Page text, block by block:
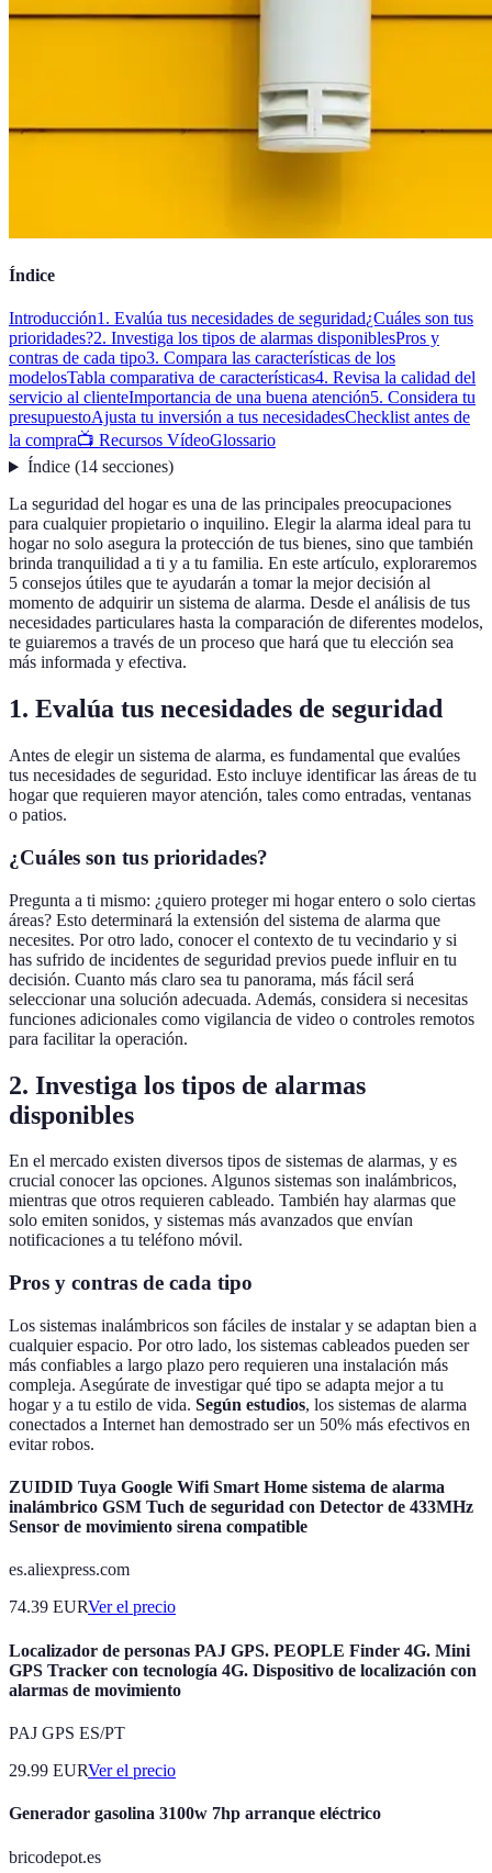
Índice
Introducción1. Evalúa tus necesidades de seguridad¿Cuáles son tus
prioridades?2. Investiga los tipos de alarmas disponiblesPros y
contras de cada tipo3. Compara las características de los
modelosTabla comparativa de características4. Revisa la calidad del
servicio al clienteImportancia de una buena atención5. Considera tu
presupuestoAjusta tu inversión a tus necesidadesChecklist antes de
la compra📺 Recursos VídeoGlossario
Índice(14 secciones)
La seguridad del hogar es una de las principales preocupaciones
para cualquier propietario o inquilino. Elegir la alarma ideal para tu
hogar no solo asegura la protección de tus bienes, sino que también
brinda tranquilidad a ti y a tu familia. En este artículo, exploraremos
5 consejos útiles que te ayudarán a tomar la mejor decisión al
momento de adquirir un sistema de alarma. Desde el análisis de tus
necesidades particulares hasta la comparación de diferentes modelos,
te guiaremos a través de un proceso que hará que tu elección sea
más informada y efectiva.
1. Evalúa tus necesidades de seguridad
Antes de elegir un sistema de alarma, es fundamental que evalúes
tus necesidades de seguridad. Esto incluye identificar las áreas de tu
hogar que requieren mayor atención, tales como entradas, ventanas
o patios.
¿Cuáles son tus prioridades?
Pregunta a ti mismo: ¿quiero proteger mi hogar entero o solo ciertas
áreas? Esto determinará la extensión del sistema de alarma que
necesites. Por otro lado, conocer el contexto de tu vecindario y si
has sufrido de incidentes de seguridad previos puede influir en tu
decisión. Cuanto más claro sea tu panorama, más fácil será
seleccionar una solución adecuada. Además, considera si necesitas
funciones adicionales como vigilancia de video o controles remotos
para facilitar la operación.
2. Investiga los tipos de alarmas
disponibles
En el mercado existen diversos tipos de sistemas de alarmas, y es
crucial conocer las opciones. Algunos sistemas son inalámbricos,
mientras que otros requieren cableado. También hay alarmas que
solo emiten sonidos, y sistemas más avanzados que envían
notificaciones a tu teléfono móvil.
Pros y contras de cada tipo
Los sistemas inalámbricos son fáciles de instalar y se adaptan bien a
cualquier espacio. Por otro lado, los sistemas cableados pueden ser
más confiables a largo plazo pero requieren una instalación más
compleja. Asegúrate de investigar qué tipo se adapta mejor a tu
hogar y a tu estilo de vida. Según estudios, los sistemas de alarma
conectados a Internet han demostrado ser un 50% más efectivos en
evitar robos.
ZUIDID Tuya Google Wifi Smart Home sistema de alarma
inalámbrico GSM Tuch de seguridad con Detector de 433MHz
Sensor de movimiento sirena compatible
es.aliexpress.com
74.39 EURVer el precio
Localizador de personas PAJ GPS. PEOPLE Finder 4G. Mini
GPS Tracker con tecnología 4G. Dispositivo de localización con
alarmas de movimiento
PAJ GPS ES/PT
29.99 EURVer el precio
Generador gasolina 3100w 7hp arranque eléctrico
bricodepot.es